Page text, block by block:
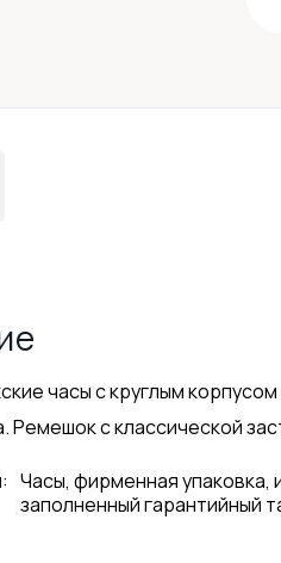
часы с круглым
Ремешок с классической
Часы, фирменная упаковка,
заполненный гарантийный